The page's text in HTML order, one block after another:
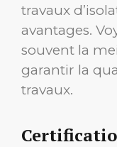
travaux
avantages.
souvent la
garantir la
travaux.